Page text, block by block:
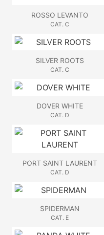
ROSSO LEVANTO
CAT. C
SILVER ROOTS
CAT. C
DOVER WHITE
CAT. D
PORT SAINT LAURENT
CAT. D
SPIDERMAN
CAT. E